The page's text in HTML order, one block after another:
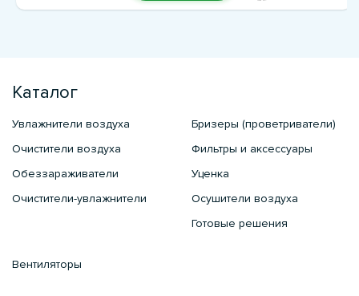
Каталог
Увлажнители воздуха
Очистители воздуха
Обеззараживатели
Очистители-увлажнители
Бризеры (проветриватели)
Фильтры и аксессуары
Уценка
Осушители воздуха
Готовые решения
Вентиляторы